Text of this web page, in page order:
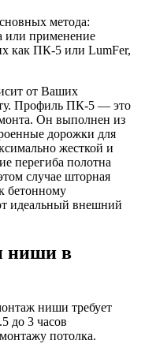
метода:
или применение
как ПК-5 или LumFer,
от Ваших
Профиль ПК-5 — это
Он выполнен из
дорожки для
жесткой и
перегиба полотна
случае шторная
бетонному
идеальный внешний
ниши в
ниши требует
до 3 часов
потолка.